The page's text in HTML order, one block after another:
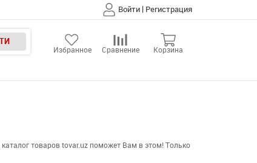
Войти | Регистрация
Избранное Сравнение Корзина
товаров tovar.uz поможет Вам в этом! Только